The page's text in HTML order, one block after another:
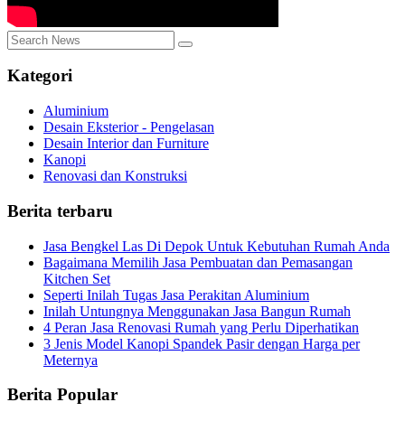
Kategori
Aluminium
Desain Eksterior - Pengelasan
Desain Interior dan Furniture
Kanopi
Renovasi dan Konstruksi
Berita terbaru
Jasa Bengkel Las Di Depok Untuk Kebutuhan Rumah Anda
Bagaimana Memilih Jasa Pembuatan dan Pemasangan
Kitchen Set
Seperti Inilah Tugas Jasa Perakitan Aluminium
Inilah Untungnya Menggunakan Jasa Bangun Rumah
4 Peran Jasa Renovasi Rumah yang Perlu Diperhatikan
3 Jenis Model Kanopi Spandek Pasir dengan Harga per
Meternya
Berita Popular